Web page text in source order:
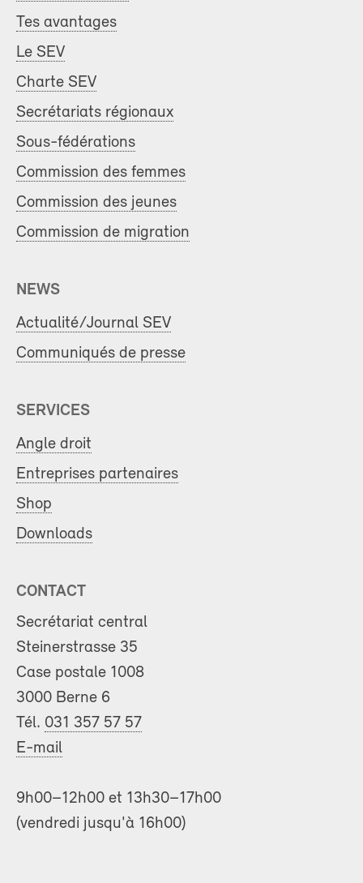
Tes avantages
Le SEV
Charte SEV
Secrétariats régionaux
Sous-fédérations
Commission des femmes
Commission des jeunes
Commission de migration
NEWS
Actualité/Journal SEV
Communiqués de presse
SERVICES
Angle droit
Entreprises partenaires
Shop
Downloads
CONTACT
Secrétariat central
Steinerstrasse 35
Case postale 1008
3000 Berne 6
Tél. 031 357 57 57
E-mail
9h00–12h00 et 13h30–17h00
(vendredi jusqu'à 16h00)